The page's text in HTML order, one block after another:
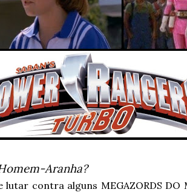
Aranha?
lutar contra alguns MEGAZORDS